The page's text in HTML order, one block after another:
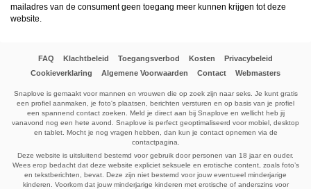
bestelling van credits en op de paginaKosten.
maken en namens deze profielen berichten aan jou als gebruiker te verzenden. Door
profiel zijn dan ook niet mogelijk.
Deze site wordt beschermd door reCAPTCHA, hetPrivacybeleid en deAlgemene
hanteert een beschermplan met als doel het herkennen en in
bescherming nemen van consumenten die de aard van de diensten op deze website
mogelijk niet begrijpen. Het beschermplan houdt onder meer in dat jijzelf, maar ook
derden een toegangsverbod voor jou kunnen aanvragen. Meer informatie hierover tref
je aan op de paginaToegangsverbod.
Op het gebruik van deze website zijn dealgemene voorwaarden
doorgaan"te klikken ga je met de cookieverklaring enprivacybeleidakkoord.
Indien je je op de website registreert, ga je tevens akkoord met dealgemene
voorwaarden.
mailadres van de consument geen toegang meer kunnen krijgen tot deze
website.
FAQ Klachtbeleid Toegangsverbod Kosten
Privacybeleid
Cookieverklaring
Algemene Voorwaarden Contact Webmasters
Snaplove is gemaakt voor mannen en vrouwen die op zoek zijn naar seks. Je kunt gratis
een profiel aanmaken, je foto's plaatsen, berichten versturen en op basis van je profiel
een spannend contact zoeken. Meld je direct aan bij Snaplove en wellicht heb jij
vanavond nog een hete avond. Snaplove is perfect geoptimaliseerd voor mobiel, desktop
en tablet. Mocht je nog vragen hebben, dan kun je contact opnemen via de
contactpagina.
Deze website is uitsluitend bestemd voor gebruik door personen van 18 jaar en ouder.
Wees erop bedacht dat deze website expliciet seksuele en erotische content, zoals foto’s
en tekstberichten, bevat. Deze zijn niet bestemd voor jouw eventueel minderjarige
kinderen. Voorkom dat jouw minderjarige kinderen met erotische of anderszins voor